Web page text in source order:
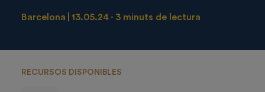
Barcelona 13.05.24 3 minuts de lectura
RECURSOS DISPONIBLES